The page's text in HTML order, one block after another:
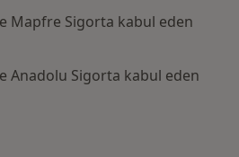
Mapfre Sigorta kabul eden
Anadolu Sigorta kabul eden